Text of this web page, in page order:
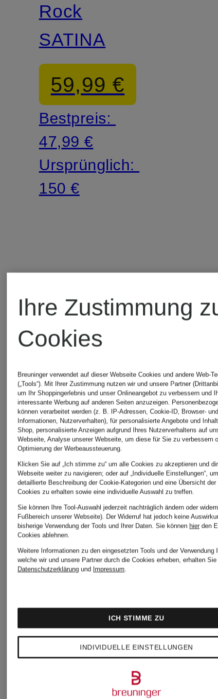
Rock
SATINA
59,99 €
Bestpreis:
47,99 €
Ursprünglich:
150 €
UNSERE
BELIEBTESTEN
ARTIKEL VON
SAMSØE
SAMSØE
SAMSØE
SAMSØE
SAMSØE
SAMSØE
Kleid
Ihre Zustimmung
Cookies
Breuninger verwendet auf dieser Webseite Cookies und andere Web-
(„Tools“). Mit Ihrer Zustimmung nutzen wir und unsere Partner
um Ihr Shoppingerlebnis und unser Onlineangebot zu verbessern und
interessante Werbung auf anderen Seiten anzuzeigen.
können verarbeitet werden (z. B. IP-Adressen, Cookie-ID, Browser-
Informationen, Nutzerverhalten), für personalisierte Angebote und
Shop, personalisierte Anzeigen aufgrund Ihres Nutzerverhaltens auf
Webseite, Analyse unserer Webseite, um diese für Sie zu verbessern
Optimierung der Werbeaussteuerung.
Klicken Sie auf „Ich stimme zu“ um alle Cookies zu akzeptieren und
Webseite weiter zu navigieren; oder auf „Individuelle Einstellungen“,
detaillierte Beschreibung der Cookie-Kategorien und eine Übersicht
Cookies zu erhalten sowie eine individuelle Auswahl zu treffen.
Sie können Ihre Tool-Auswahl jederzeit nachträglich ändern oder
Fußbereich unserer Webseite). Der Widerruf hat jedoch keine
bisherige Verwendung der Tools und Ihrer Daten. Sie können hier den
Cookies ablehnen.
Weitere Informationen zu den eingesetzten Tools und der Verwendung
welche wir und unsere Partner durch die Cookies erheben, erhalten
Datenschutzerklärung und Impressum.
INDIVIDUELLE EINSTELLUNGEN
ICH STIMME ZU